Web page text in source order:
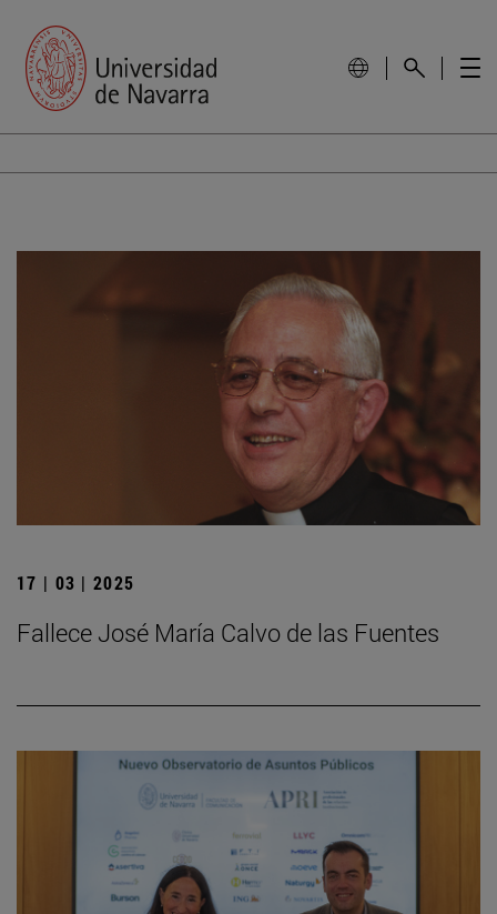
17 | 03 | 2025
Fallece José María Calvo de las Fuentes